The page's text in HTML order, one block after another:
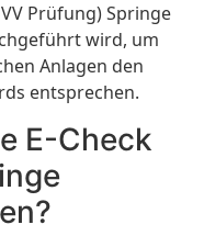
Prüfung) Springe
wird, um
Anlagen den
entsprechen.
E-Check